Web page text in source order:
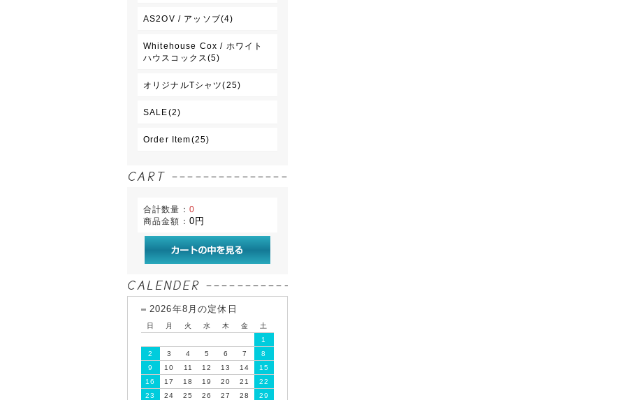
AS2OV / アッソブ(4)
Whitehouse Cox / ホワイト
ハウスコックス(5)
オリジナルTシャツ(25)
SALE(2)
Order Item(25)
合計数量： 0
商品金額： 0円
2026年8月の定休日
日 月 火 水 木 金
土
1
2
3 4 5 6 7
8
9
10 11 12 13 14
15
16
17 18 19 20 21
22
23
24 25 26 27 28
29